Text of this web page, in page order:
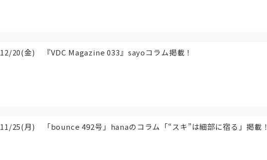
12/20(金) 『VDC Magazine 033』sayoコラム掲載！
11/25(月) 「bounce 492号」hanaのコラム「“スキ”は細部に宿る」掲載！